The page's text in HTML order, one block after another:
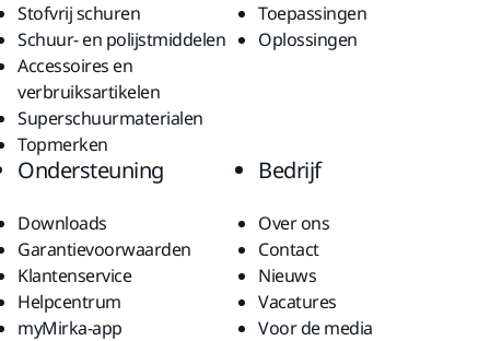
Stofvrij schuren
Schuur- en polijstmiddelen
Accessoires en
verbruiksartikelen
Superschuurmaterialen
Topmerken
Toepassingen
Oplossingen
Ondersteuning
Downloads
Garantievoorwaarden
Klantenservice
Helpcentrum
myMirka-app
Bedrijf
Over ons
Contact
Nieuws
Vacatures
Voor de media